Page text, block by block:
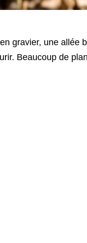
gravier, une allée
Beaucoup de